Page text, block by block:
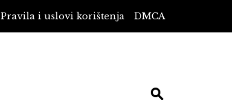
Pravila i uslovi korištenja DMCA